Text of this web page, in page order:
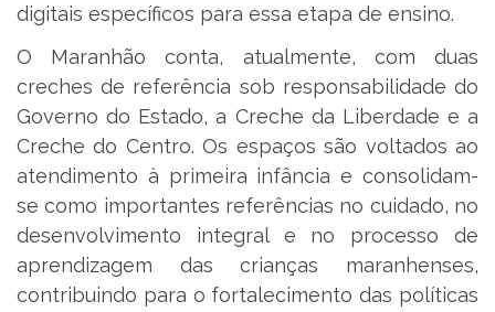
digitais específicos para essa etapa de ensino.
O Maranhão conta, atualmente, com duas
creches de referência sob responsabilidade do
Governo do Estado, a Creche da Liberdade e a
Creche do Centro. Os espaços são voltados ao
atendimento à primeira infância e consolidam-
se como importantes referências no cuidado, no
desenvolvimento integral e no processo de
aprendizagem das crianças maranhenses,
contribuindo para o fortalecimento das políticas